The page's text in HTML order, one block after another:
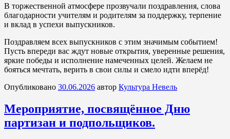
В торжественной атмосфере прозвучали поздравления, слова
благодарности учителям и родителям за поддержку, терпение
и вклад в успехи выпускников.
Поздравляем всех выпускников с этим значимым событием!
Пусть впереди вас ждут новые открытия, уверенные решения,
яркие победы и исполнение намеченных целей. Желаем не
бояться мечтать, верить в свои силы и смело идти вперёд!
Опубликовано 30.06.2026 автор Культура Невель
Мероприятие, посвящённое Дню
партизан и подпольщиков.